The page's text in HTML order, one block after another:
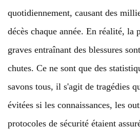
quotidiennement, causant des
décès chaque année. En réalité, la
graves entraînant des blessures
chutes. Ce ne sont que des
savons tous, il s'agit de tragédies
évitées si les connaissances, les
protocoles de sécurité étaient